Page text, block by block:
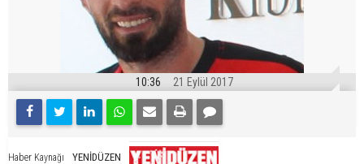
10:36 21 Eylül 2017
Haber Kaynağı YENİDÜZEN